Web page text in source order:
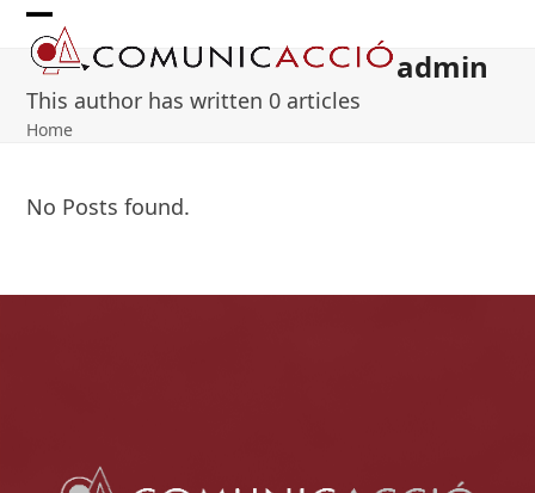
Skip
content
Open
mobile
menu
Close
mobile
menu
admin
This author has written 0 articles
Home
No Posts found.